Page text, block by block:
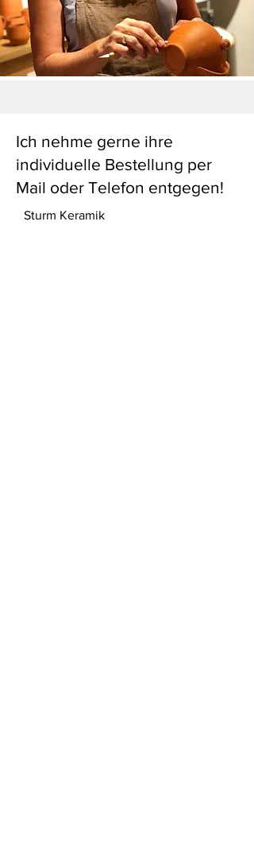
Ich nehme gerne ihre
individuelle Bestellung per
Mail oder Telefon entgegen!
Sturm Keramik